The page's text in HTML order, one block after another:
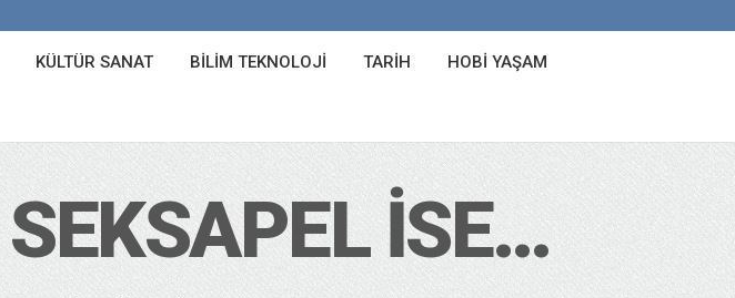
KÜLTÜR SANAT BILIM TEKNOLOJI TARIH HOBI YAŞAM
ISE…